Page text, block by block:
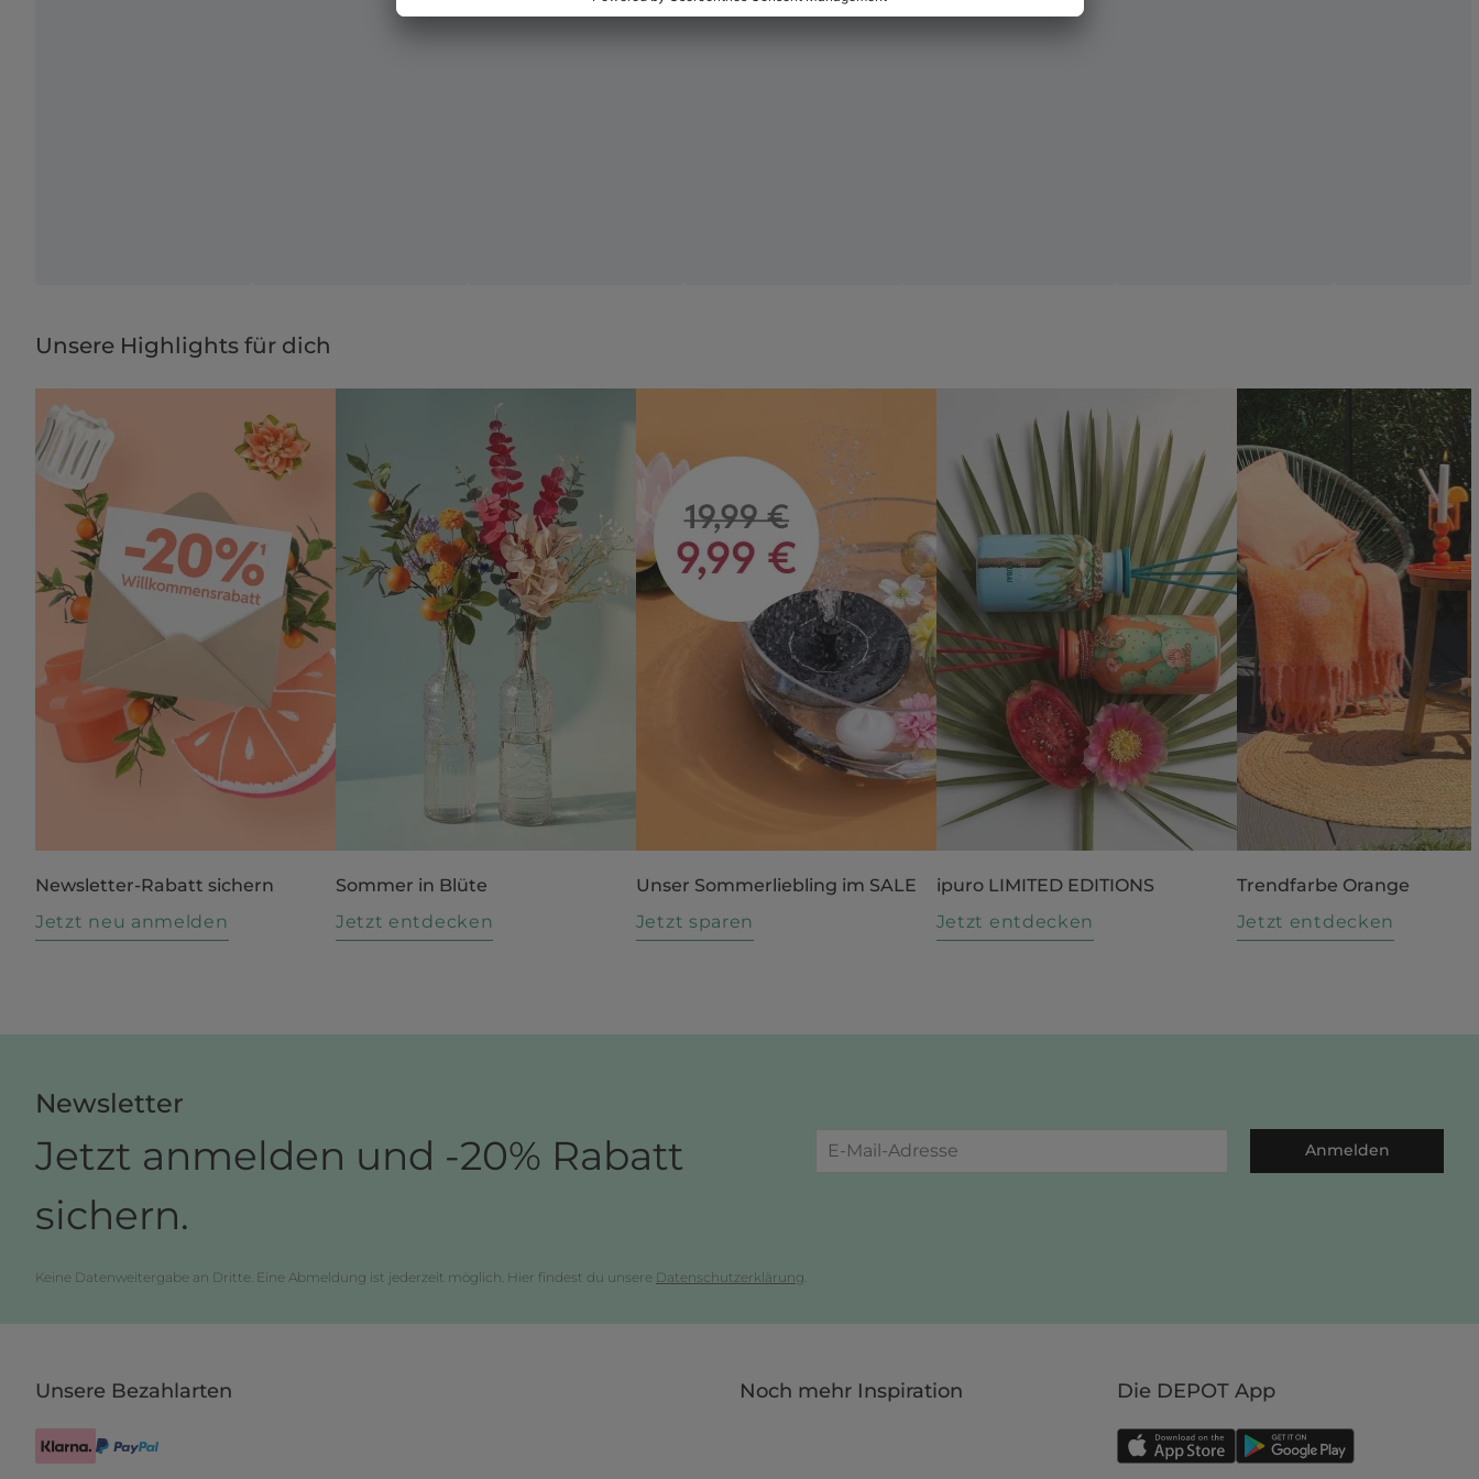
Unsere Highlights für dich
Newsletter-Rabatt sichern
Jetzt neu anmelden
Sommer in Blüte
Jetzt entdecken
Unser Sommerliebling im SALE
Jetzt sparen
ipuro LIMITED EDITIONS
Jetzt entdecken
Trendfarbe Orange
Jetzt entdecken
Newsletter
Jetzt anmelden und -20% Rabatt
sichern.
Anmelden
Keine Datenweitergabe an Dritte. Eine Abmeldung ist jederzeit möglich. Hier findest du unsere Datenschutzerklärung.
Unsere Bezahlarten Noch mehr Inspiration Die DEPOT App